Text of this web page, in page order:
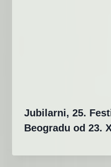
Jubilarni, 25.
Beogradu od 23.